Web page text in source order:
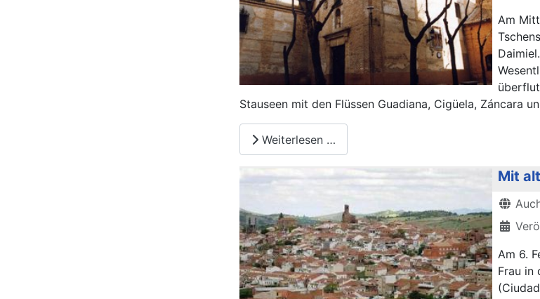
Am
Stauseen mit den Flüssen Guadiana, Cigüela, Záncara
Weiterlesen …
Mit
Details
Am 6.
Frau in